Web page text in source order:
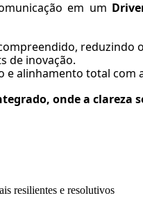
em um
reduzindo
de inovação.
alinhamento total com
onde a clareza
resilientes e resolutivos